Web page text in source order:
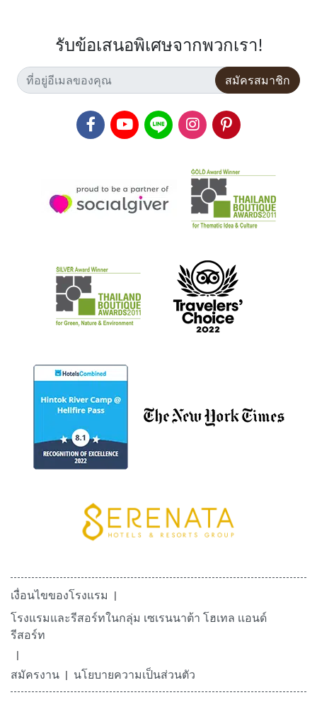
รับข้อเสนอพิเศษจากพวกเรา!
สมัครสมาชิก
เงื่อนไขของโรงแรม
โรงแรมและรีสอร์ทในกลุ่ม เซเรนนาต้า โฮเทล เเอนด์
รีสอร์ท
สมัครงาน นโยบายความเป็นส่วนตัว